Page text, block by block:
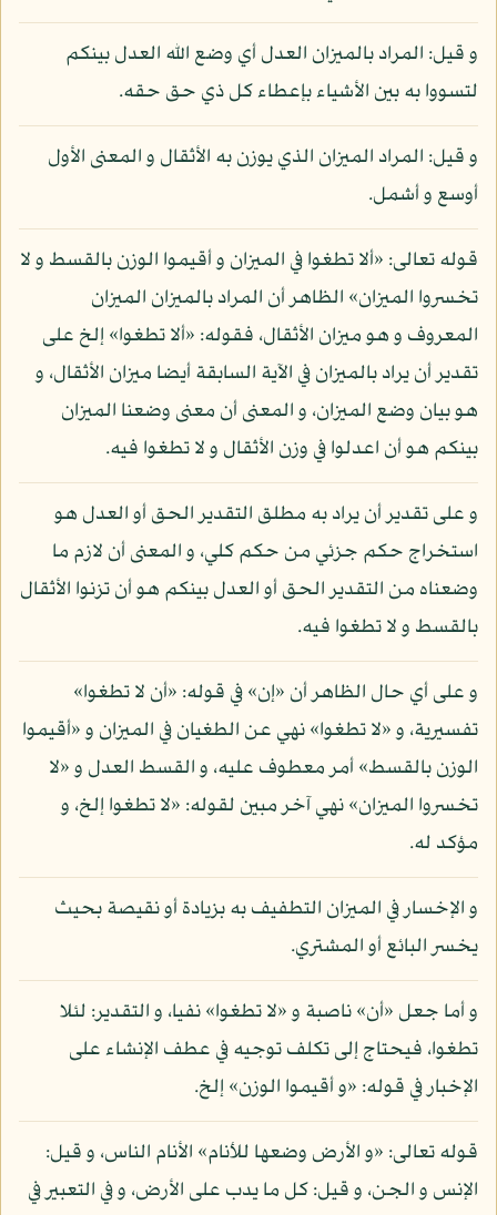
و قيل: المراد بالميزان العدل أي وضع الله العدل بينكم
لتسووا به بين الأشياء بإعطاء كل ذي حق حقه.
و قيل: المراد الميزان الذي يوزن به الأثقال و المعنى الأول
أوسع و أشمل.
قوله تعالى: «ألا تطغوا في الميزان و أقيموا الوزن بالقسط و لا
تخسروا الميزان» الظاهر أن المراد بالميزان الميزان
المعروف و هو ميزان الأثقال، فقوله: «ألا تطغوا» إلخ على
تقدير أن يراد بالميزان في الآية السابقة أيضا ميزان الأثقال، و
هو بيان وضع الميزان، و المعنى أن معنى وضعنا الميزان
بينكم هو أن اعدلوا في وزن الأثقال و لا تطغوا فيه.
و على تقدير أن يراد به مطلق التقدير الحق أو العدل هو
استخراج حكم جزئي من حكم كلي، و المعنى أن لازم ما
وضعناه من التقدير الحق أو العدل بينكم هو أن تزنوا الأثقال
بالقسط و لا تطغوا فيه.
و على أي حال الظاهر أن «إن» في قوله: «أن لا تطغوا»
تفسيرية، و «لا تطغوا» نهي عن الطغيان في الميزان و «أقيموا
الوزن بالقسط» أمر معطوف عليه، و القسط العدل و «لا
تخسروا الميزان» نهي آخر مبين لقوله: «لا تطغوا إلخ، و
مؤكد له.
و الإخسار في الميزان التطفيف به بزيادة أو نقيصة بحيث
يخسر البائع أو المشتري.
و أما جعل «أن» ناصبة و «لا تطغوا» نفيا، و التقدير: لئلا
تطغوا، فيحتاج إلى تكلف توجيه في عطف الإنشاء على
الإخبار في قوله: «و أقيموا الوزن» إلخ.
قوله تعالى: «و الأرض وضعها للأنام» الأنام الناس، و قيل:
الإنس و الجن، و قيل: كل ما يدب على الأرض، و في التعبير في